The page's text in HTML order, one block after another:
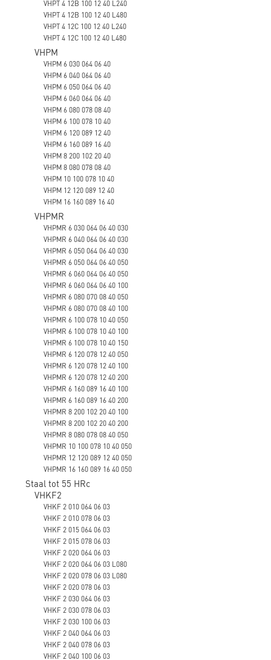
VHPT 4 12B 100 12 40 L240
VHPT 4 12B 100 12 40 L480
VHPT 4 12C 100 12 40 L240
VHPT 4 12C 100 12 40 L480
VHPM
VHPM 6 030 064 06 40
VHPM 6 040 064 06 40
VHPM 6 050 064 06 40
VHPM 6 060 064 06 40
VHPM 6 080 078 08 40
VHPM 6 100 078 10 40
VHPM 6 120 089 12 40
VHPM 6 160 089 16 40
VHPM 8 200 102 20 40
VHPM 8 080 078 08 40
VHPM 10 100 078 10 40
VHPM 12 120 089 12 40
VHPM 16 160 089 16 40
VHPMR
VHPMR 6 030 064 06 40 030
VHPMR 6 040 064 06 40 030
VHPMR 6 050 064 06 40 030
VHPMR 6 050 064 06 40 050
VHPMR 6 060 064 06 40 050
VHPMR 6 060 064 06 40 100
VHPMR 6 080 070 08 40 050
VHPMR 6 080 070 08 40 100
VHPMR 6 100 078 10 40 050
VHPMR 6 100 078 10 40 100
VHPMR 6 100 078 10 40 150
VHPMR 6 120 078 12 40 050
VHPMR 6 120 078 12 40 100
VHPMR 6 120 078 12 40 200
VHPMR 6 160 089 16 40 100
VHPMR 6 160 089 16 40 200
VHPMR 8 200 102 20 40 100
VHPMR 8 200 102 20 40 200
VHPMR 8 080 078 08 40 050
VHPMR 10 100 078 10 40 050
VHPMR 12 120 089 12 40 050
VHPMR 16 160 089 16 40 050
Staal tot 55 HRc
VHKF2
VHKF 2 010 064 06 03
VHKF 2 010 078 06 03
VHKF 2 015 064 06 03
VHKF 2 015 078 06 03
VHKF 2 020 064 06 03
VHKF 2 020 064 06 03 L080
VHKF 2 020 078 06 03 L080
VHKF 2 020 078 06 03
VHKF 2 030 064 06 03
VHKF 2 030 078 06 03
VHKF 2 030 100 06 03
VHKF 2 040 064 06 03
VHKF 2 040 078 06 03
VHKF 2 040 100 06 03